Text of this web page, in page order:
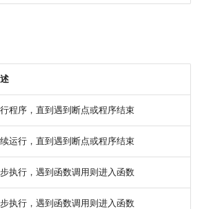
程序，直到遇到断点或程序结束
运行，直到遇到断点或程序结束
执行，遇到函数调用则进入函数
执行，遇到函数调用则进入函数